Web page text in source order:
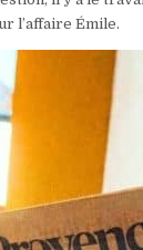
l’affaire Émile.